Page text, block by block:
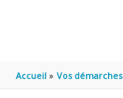
Accueil Vos démarches